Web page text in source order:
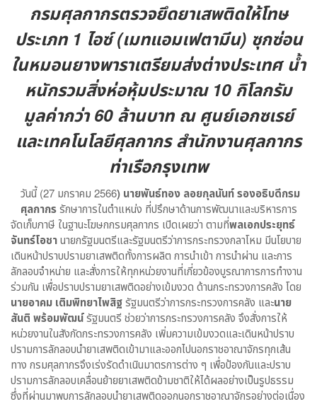
กรมศุลกากรตรวจยึดยาเสพติดให้โทษ
ประเภท 1 ไอซ์ (เมทแอมเฟตามีน) ซุกซ่อน
ในหมอนยางพาราเตรียมส่งต่างประเทศ น้ำ
หนักรวมสิ่งห่อหุ้มประมาณ 10 กิโลกรัม
มูลค่ากว่า 60 ล้านบาท ณ ศูนย์เอกซเรย์
และเทคโนโลยีศุลกากร สำนักงานศุลกากร
ท่าเรือกรุงเทพ
วันนี้ (27 มกราคม 2566) นายพันธ์ทอง ลอยกุลนันท์ รองอธิบดีกรม
ศุลกากรรักษาการในตำแหน่ง ที่ปรึกษาด้านการพัฒนาและบริหารการ
จัดเก็บภาษี ในฐานะโฆษกกรมศุลกากร เปิดเผยว่า ตามที่พลเอกประยุทธ์
จันทร์โอชานายกรัฐมนตรีและรัฐมนตรีว่าการกระทรวงกลาโหม มีนโยบาย
เดินหน้าปราบปรามยาเสพติดทั้งการผลิต การนำเข้า การนำผ่าน และการ
ลักลอบจำหน่าย และสั่งการให้ทุกหน่วยงานที่เกี่ยวข้องบูรณาการการทำงาน
ร่วมกัน เพื่อปราบปรามยาเสพติดอย่างเข้มงวด ด้านกระทรวงการคลัง โดย
นายอาคม เติมพิทยาไพสิฐรัฐมนตรีว่าการกระทรวงการคลัง และนาย
สันติ พร้อมพัฒน์รัฐมนตรี ช่วยว่าการกระทรวงการคลัง จึงสั่งการให้
หน่วยงานในสังกัดกระทรวงการคลัง เพิ่มความเข้มงวดและเดินหน้าปราบ
ปรามการลักลอบนำยาเสพติดเข้ามาและออกไปนอกราชอาณาจักรทุกเส้น
ทาง กรมศุลกากรจึงเร่งรัดดำเนินมาตรการต่าง ๆ เพื่อป้องกันและปราบ
ปรามการลักลอบเคลื่อนย้ายยาเสพติดข้ามชาติให้ได้ผลอย่างเป็นรูปธรรม
ซึ่งที่ผ่านมาพบการลักลอบนำยาเสพติดออกนอกราชอาณาจักรอย่างต่อเนื่อง